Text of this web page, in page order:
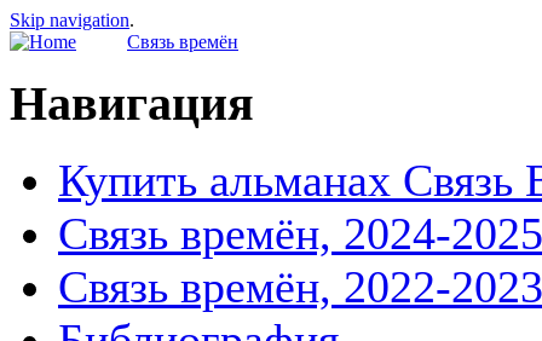
Skip navigation.
Связь времён
Навигация
Купить альманах Связь
Связь времён, 2024-2025
Связь времён, 2022-2023